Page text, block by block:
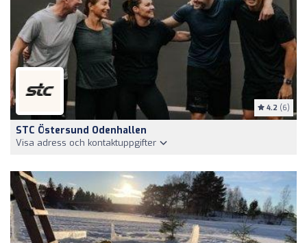
4.2 (6)
STC Östersund Odenhallen
Visa adress och kontaktuppgifter